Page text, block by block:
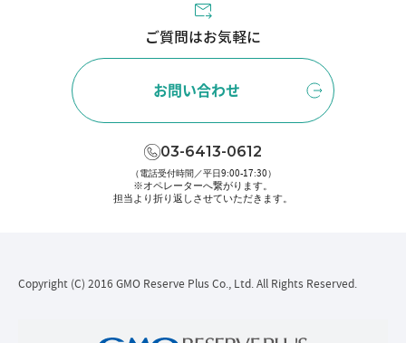
ご質問はお気軽に
お問い合わせ
03-6413-0612
（電話受付時間／平日9:00-17:30）
※オペレーターへ繋がります。
担当より折り返しさせていただきます。
Copyright (C) 2016 GMO Reserve Plus Co., Ltd. All Rights Reserved.